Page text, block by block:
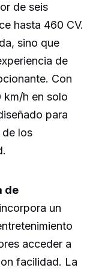
de seis
hasta 460 CV.
sino que
de
Con
km/h en solo
para
los
de
un
acceder a
facilidad. La